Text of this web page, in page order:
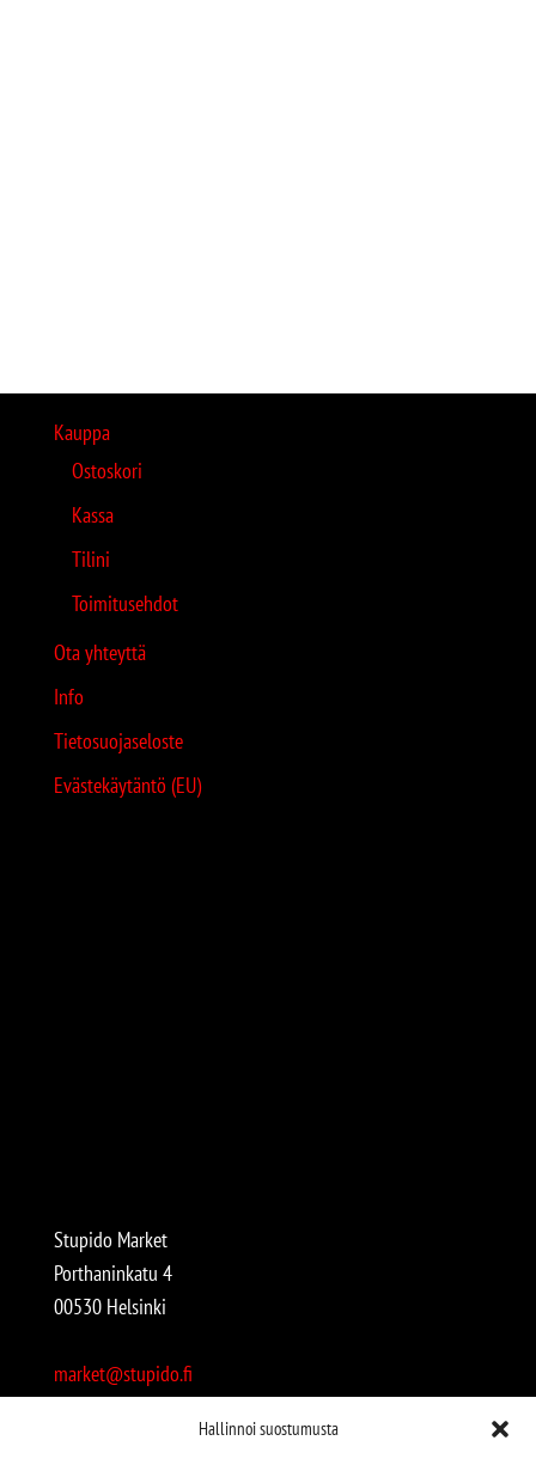
Hallinnoi suostumusta
Kauppa
Ostoskori
Kassa
Tilini
Toimitusehdot
Ota yhteyttä
Info
Tietosuojaseloste
Evästekäytäntö (EU)
Stupido Market
Porthaninkatu 4
00530 Helsinki
market@stupido.fi